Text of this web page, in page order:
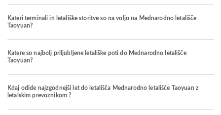
Kateri terminali in letališke storitve so na voljo na Mednarodno letališče
Taoyuan?
Katere so najbolj priljubljene letališke poti do Mednarodno letališče
Taoyuan?
Kdaj odide najzgodnejši let do letališča Mednarodno letališče Taoyuan z
letalskim prevoznikom ?